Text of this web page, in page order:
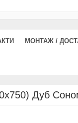
МОНТАЖ /
Дуб